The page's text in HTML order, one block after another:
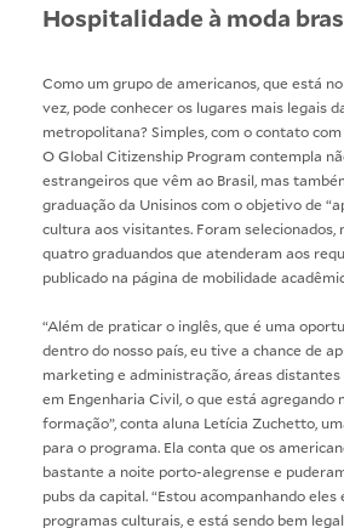
Hospitalidade à moda
Como um grupo de americanos, que está
vez, pode conhecer os lugares mais legais
metropolitana? Simples, com o contato
O Global Citizenship Program contempla
estrangeiros que vêm ao Brasil, mas
graduação da Unisinos com o objetivo de
cultura aos visitantes. Foram selecionados,
quatro graduandos que atenderam aos
publicado na página de mobilidade
“Além de praticar o inglês, que é uma
dentro do nosso país, eu tive a chance de
marketing e administração, áreas
em Engenharia Civil , o que está agregando
formação”, conta aluna Letícia Zuchetto,
para o programa. Ela conta que os
bastante a noite porto-alegrense e
pubs da capital. “Estou acompanhando eles
programas culturais, e está sendo bem